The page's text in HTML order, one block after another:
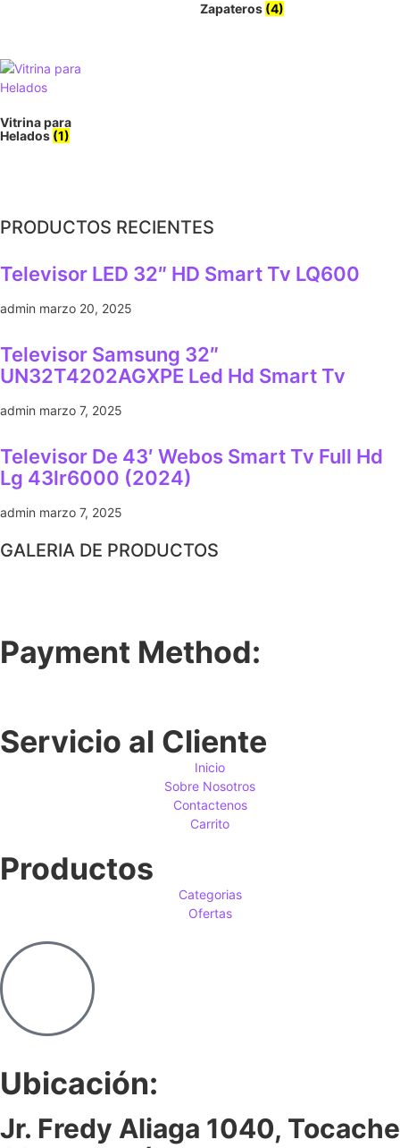
Zapateros (4)
Vitrina para
Helados (1)
PRODUCTOS RECIENTES
Televisor LED 32″ HD Smart Tv LQ600
admin marzo 20, 2025
Televisor Samsung 32″
UN32T4202AGXPE Led Hd Smart Tv
admin marzo 7, 2025
Televisor De 43′ Webos Smart Tv Full Hd
Lg 43lr6000 (2024)
admin marzo 7, 2025
GALERIA DE PRODUCTOS
Payment Method:
Servicio al Cliente
Inicio
Sobre Nosotros
Contactenos
Carrito
Productos
Categorias
Ofertas
Ubicación:
Jr. Fredy Aliaga 1040, Tocache